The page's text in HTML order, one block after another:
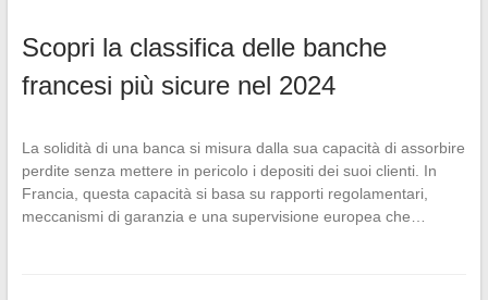
Scopri la classifica delle banche
francesi più sicure nel 2024
La solidità di una banca si misura dalla sua capacità di assorbire
perdite senza mettere in pericolo i depositi dei suoi clienti. In
Francia, questa capacità si basa su rapporti regolamentari,
meccanismi di garanzia e una supervisione europea che…